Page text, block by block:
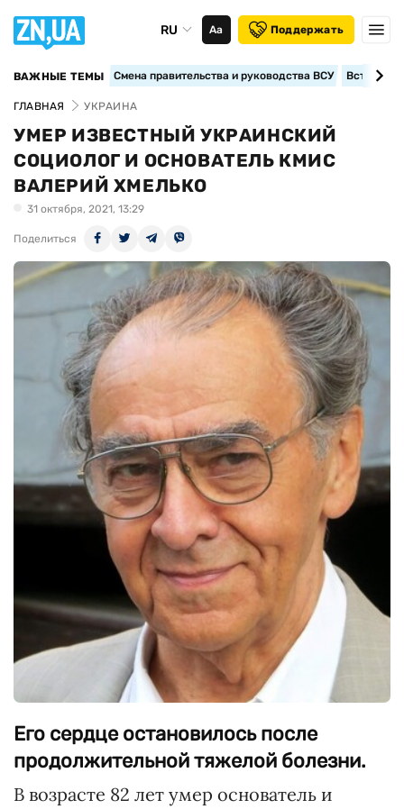
RU Аа Поддержать
ВАЖНЫЕ ТЕМЫ Смена правительства и руководства ВСУ
ГЛАВНАЯ УКРАИНА
УМЕР ИЗВЕСТНЫЙ УКРАИНСКИЙ
СОЦИОЛОГ И ОСНОВАТЕЛЬ КМИС
ВАЛЕРИЙ ХМЕЛЬКО
31 октября, 2021, 13:29
Поделиться
Его сердце остановилось после
продолжительной тяжелой болезни.
В возрасте 82 лет умер основатель и